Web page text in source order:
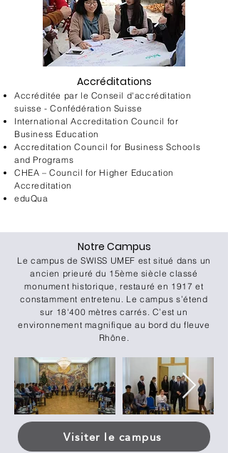
Accréditations
Accréditée par le Conseil d'accréditation
suisse - Confédération Suisse
International Accreditation Council for
Business Education
Accreditation Council for Business Schools
and Programs
CHEA – Council for Higher Education
Accreditation
eduQua
Notre Campus​
Le campus de SWISS UMEF est situé dans un
ancien prieuré du 15ème siècle classé
monument historique, restauré en 1917 et
constamment entretenu. Le campus s’étend
sur 18'400 mètres carrés. C’est un
environnement magnifique au bord du fleuve
Rhône.
Visiter le campus